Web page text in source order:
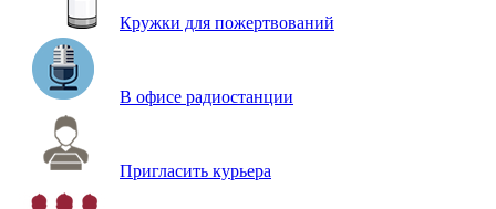
Кружки для пожертвований
В офисе радиостанции
Пригласить курьера